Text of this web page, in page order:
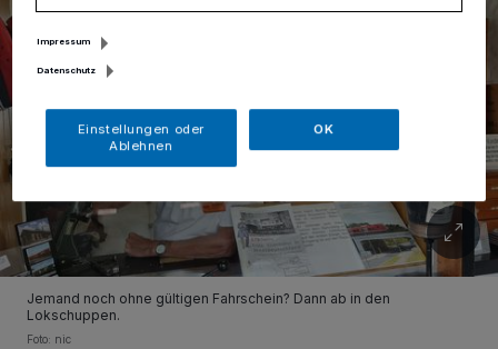
Jemand noch ohne gültigen Fahrschein? Dann ab in den
Lokschuppen.
Foto: nic
Impressum
Datenschutz
Einstellungen oder
Ablehnen
OK